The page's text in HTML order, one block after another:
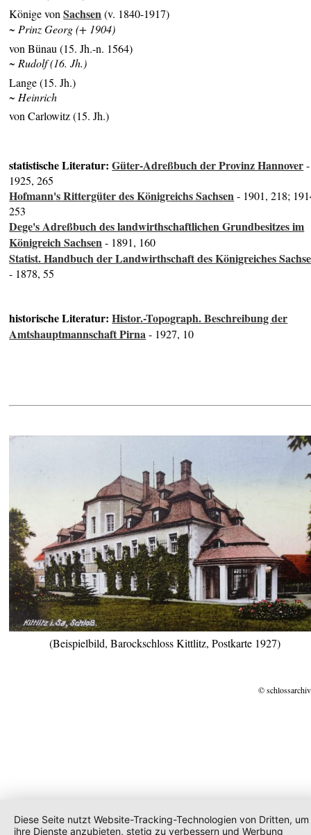
Könige vonSachsen(v. 1840-1917)
~ Prinz Georg (+ 1904)
von Bünau (15. Jh.-n. 1564)
~ Rudolf (16. Jh.)
Lange (15. Jh.)
~ Heinrich
von Carlowitz (15. Jh.)
statistische Literatur:Güter-Adreßbuch der Provinz Hannover-
1925, 265
Hofmann's Rittergüter des Königreichs Sachsen- 1901, 218;
253
Dege's Adreßbuch des landwirthschaftlichen Grundbesitzes im
Königreich Sachsen- 1891, 160
Statist. Handbuch der Landwirthschaft des Königreiches
- 1878, 55
historische Literatur:Histor.-Topograph. Beschreibung der
Amtshauptmannschaft Pirna- 1927, 10
(Beispielbild, Barockschloss Kittlitz, Postkarte 1927)
©
Diese Seite nutzt Website-Tracking-Technologien von Dritten, um
ihre Dienste anzubieten, stetig zu verbessern und Werbung